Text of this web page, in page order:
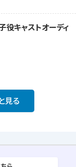
役キャストオーディ
見る